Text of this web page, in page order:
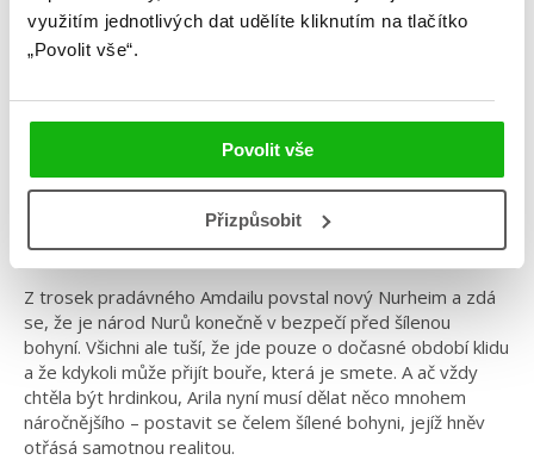
využitím jednotlivých dat udělíte kliknutím na tlačítko
„Povolit vše“.
Povolit vše
Přizpůsobit
Kategorie: young adult
#češtíautoři #magie
#radekstarý
Výprava do fantasy světa podruhé!
Z trosek pradávného Amdailu povstal nový Nurheim a zdá
se, že je národ Nurů konečně v bezpečí před šílenou
bohyní. Všichni ale tuší, že jde pouze o dočasné období klidu
a že kdykoli může přijít bouře, která je smete. A ač vždy
chtěla být hrdinkou, Arila nyní musí dělat něco mnohem
náročnějšího – postavit se čelem šílené bohyni, jejíž hněv
otřásá samotnou realitou.